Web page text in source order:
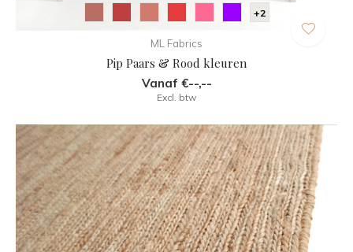
+2
ML Fabrics
Pip Paars & Rood kleuren
Vanaf €--,--
Excl. btw